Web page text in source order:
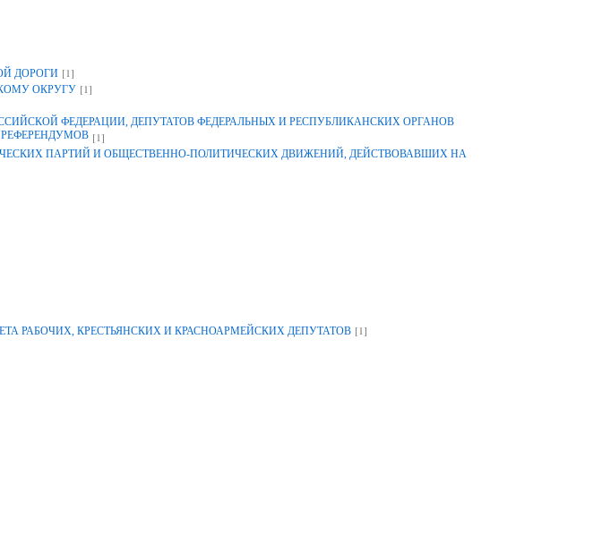
ДОРОГИ [1]
ОКРУГУ [1]
ФЕДЕРАЦИИ, ДЕПУТАТОВ ФЕДЕРАЛЬНЫХ И РЕСПУБЛИКАНСКИХ ОРГАНОВ
[1]
ПАРТИЙ И ОБЩЕСТВЕННО-ПОЛИТИЧЕСКИХ ДВИЖЕНИЙ, ДЕЙСТВОВАВШИХ НА
РАБОЧИХ, КРЕСТЬЯНСКИХ И КРАСНОАРМЕЙСКИХ ДЕПУТАТОВ [1]